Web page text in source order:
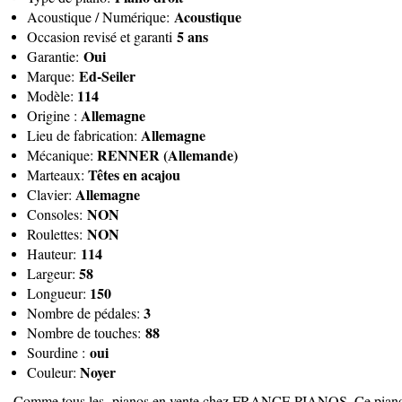
Acoustique / Numérique: Acoustique
Occasion revisé et garanti 5 ans
Garantie: Oui
Marque: Ed-Seiler
Modèle: 114
Origine : Allemagne
Lieu de fabrication: Allemagne
Mécanique: RENNER (Allemande)
Marteaux: Têtes en acajou
Clavier: Allemagne
Consoles: NON
Roulettes: NON
Hauteur: 114
Largeur: 58
Longueur: 150
Nombre de pédales: 3
Nombre de touches: 88
Sourdine : oui
Couleur: Noyer